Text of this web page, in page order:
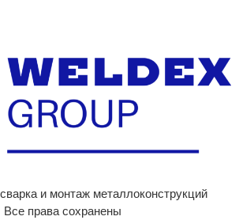
и монтаж металлоконструкций
Все права сохранены